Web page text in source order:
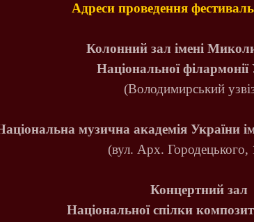
Адреси проведення
Колонний зал імені
Національної філармонії
(Володимирський
музична академія України
(вул. Арх. Городецького,
Концертний зал
Національної спілки